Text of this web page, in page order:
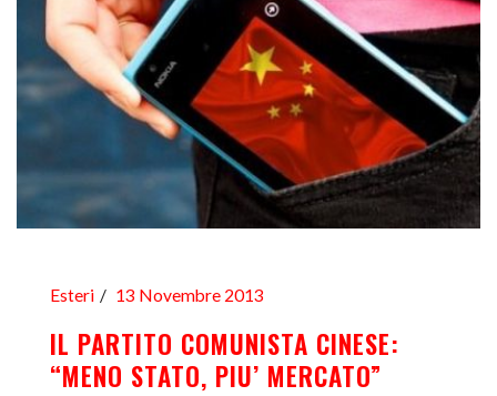
Esteri 13 Novembre 2013
IL PARTITO COMUNISTA CINESE:
“MENO STATO, PIU’ MERCATO”